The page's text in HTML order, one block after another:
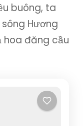
buông, ta
Hương
hoa đăng cầu